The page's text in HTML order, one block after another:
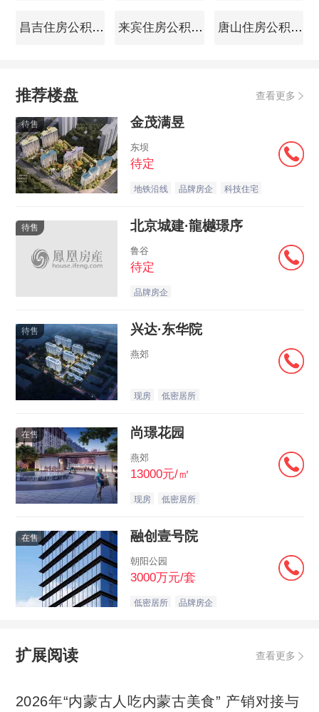
昌吉住房公积金查询 来宾住房公积金查询 唐山住房公积金查询
推荐楼盘 查看更多
待售 金茂满昱
东坝
待定
地铁沿线 品牌房企 科技住宅
待售 北京城建·龍樾璟序
鲁谷
待定
品牌房企
待售 兴达·东华院
燕郊
现房 低密居所
在售 尚璟花园
燕郊
13000元/㎡
现房 低密居所
在售 融创壹号院
朝阳公园
3000万元/套
低密居所 品牌房企
扩展阅读 查看更多
2026年“内蒙古人吃内蒙古美食” 产销对接与